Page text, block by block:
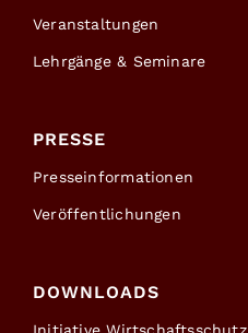
Veranstaltungen
Lehrgänge & Seminare
PRESSE
Presseinformationen
Veröffentlichungen
DOWNLOADS
Initiative Wirtschaftsschutz